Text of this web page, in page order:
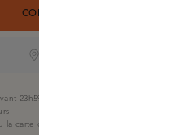
COMMANDEZ MAINTENANT
23h59, livré demain
la carte cadeau Skins